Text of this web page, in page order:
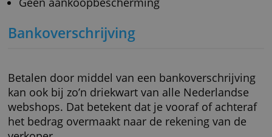
Nadelen:
Je betaalt alles vooraf, dus een 100%
Vaak niet beschikbaar bij buitenlandse
webwinkels
Betaling is niet terug te draaien
Geen aankoopbescherming